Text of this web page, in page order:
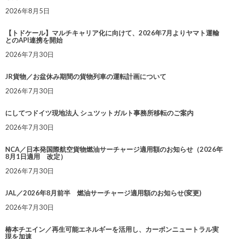
2026年8月5日
【トドケール】マルチキャリア化に向けて、2026年7月よりヤマト運輸
とのAPI連携を開始
2026年7月30日
JR貨物／お盆休み期間の貨物列車の運転計画について
2026年7月30日
にしてつドイツ現地法人 シュツットガルト事務所移転のご案内
2026年7月30日
NCA／日本発国際航空貨物燃油サーチャージ適用額のお知らせ（2026年
8月1日適用 改定）
2026年7月30日
JAL／2026年8月前半 燃油サーチャージ適用額のお知らせ(変更)
2026年7月30日
椿本チエイン／再生可能エネルギーを活用し、カーボンニュートラル実
現を加速